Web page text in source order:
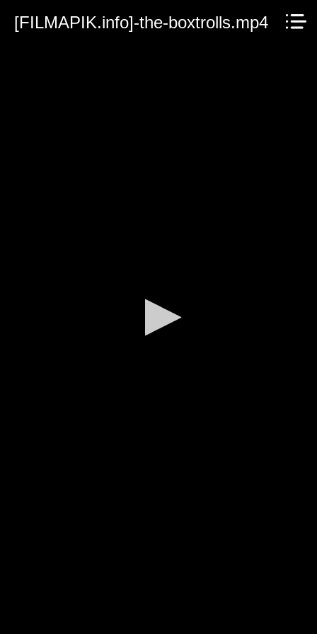
[FILMAPIK.info]-the-boxtrolls.mp4